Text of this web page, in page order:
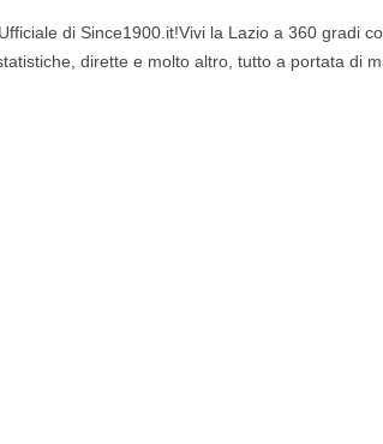
di Since1900.it!Vivi la Lazio a 360 gradi
dirette e molto altro, tutto a portata di